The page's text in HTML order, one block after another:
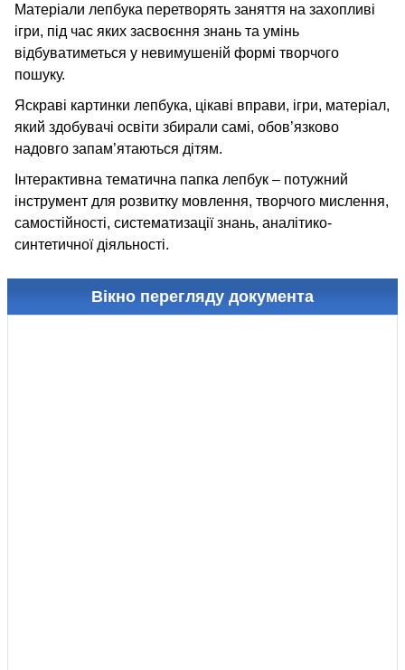
Матеріали лепбука перетворять заняття на захопливі
ігри, під час яких засвоєння знань та умінь
відбуватиметься у невимушеній формі творчого
пошуку.
Яскраві картинки лепбука, цікаві вправи, ігри, матеріал,
який здобувачі освіти збирали самі, обов’язково
надовго запам’ятаються дітям.
Інтерактивна тематична папка лепбук – потужний
інструмент для розвитку мовлення, творчого мислення,
самостійності, систематизації знань, аналітико-
синтетичної діяльності.
Вікно перегляду документа